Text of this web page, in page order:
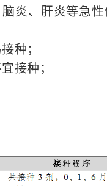
炎、肝炎等急性
种；
接种；